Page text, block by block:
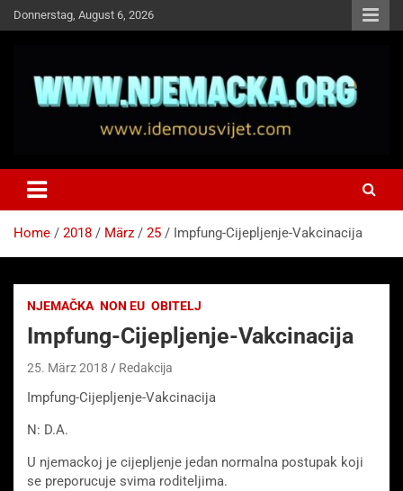
Skip
to
Donnerstag, August 6, 2026
Idemo u Svijet-Njemacka!
Home 2018 März 25 Impfung-Cijepljenje-Vakcinacija
NJEMAČKA NON EU OBITELJ
Impfung-Cijepljenje-Vakcinacija
25. März 2018 Redakcija
Impfung-Cijepljenje-Vakcinacija
N: D.A.
U njemackoj je cijepljenje jedan normalna postupak koji
se preporucuje svima roditeljima.